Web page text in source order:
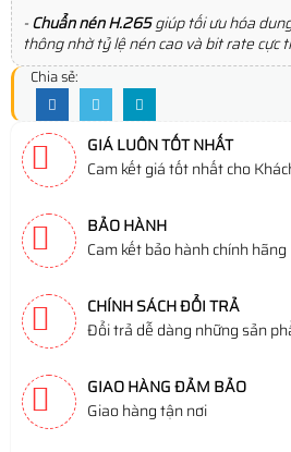
-Chuẩn nén H.265giúp tối ưu hóa
thông nhờ tỷ lệ nén cao và bit rate cực
Chia sẻ:
GIÁ LUÔN TỐT NHẤT
Cam kết giá tốt nhất cho
BẢO HÀNH
Cam kết bảo hành chính hãng
CHÍNH SÁCH ĐỔI TRẢ
Đổi trả dễ dàng những sản
GIAO HÀNG ĐẢM BẢO
Giao hàng tận nơi